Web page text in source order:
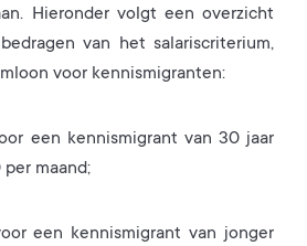
Hieronder volgt een overzicht
van het salariscriterium,
voor kennismigranten:
een kennismigrant van 30 jaar
maand;
een kennismigrant van jonger